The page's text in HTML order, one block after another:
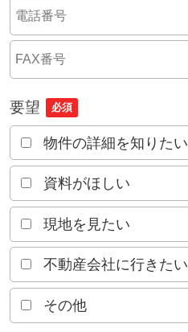
要望 必須
物件の詳細を知りたい
資料がほしい
現地を見たい
不動産会社に行きたい
その他